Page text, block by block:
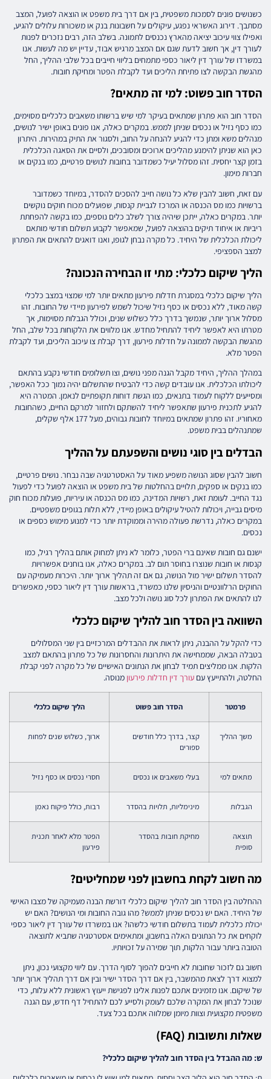
כשנושים פונים לסמכות משפטית, בין אם דרך בית משפט או הוצאה לפועל, המצב
מסתבך. דירוג האשראי נפגע, עיקולים על חשבונות בנק או משכורות עלולים להגיע,
ואפילו צווי עיכוב יציאה מהארץ נכנסים לתמונה. בשלב הזה, רבים נזכרים לפנות
לעורך דין, אך חשוב לדעת שגם אם המצב מרגיש אבוד, עדיין יש מה לעשות. אנו
במשרדו של עורך דין ליאור כספי מתמחים בליווי חייבים בכל שלבי ההליך, החל
מהגשת הבקשה לצו פתיחת הליכים ועד לקבלת הפטר ומחיקת חובות.
הסדר חוב פשוט: למי זה מתאים?
הסדר חוב הוא פתרון שמתאים בעיקר למי שיש ברשותו משאבים כלכליים מסוימים,
כמו כסף נזיל או נכסים שניתן לממש. במקרים כאלה, אנו פונים באופן ישיר לנושים,
מנהלים משא ומתן כדי להגיע להנחה על החוב, ולסגור את התיק במהירות. היתרון
כאן הוא שניתן להימנע מהליכים ארוכים ומסובכים, ולסיים את הסאגה הכלכלית
בזמן קצר יחסית. זהו מסלול יעיל כשמדובר בחובות לנושים פרטיים, כמו בנקים או
חברות מימון.
עם זאת, חשוב להבין שלא כל נושה חייב להסכים להסדר, במיוחד כשמדובר
ברשויות כמו מס הכנסה או המרכז לגביית קנסות, שפועלים מכוח חוקים נוקשים
יותר. במקרים כאלה, ייתכן שיהיה צורך לשלב כלים נוספים, כמו בקשה להפחתת
ריביות או איחוד תיקים בהוצאה לפועל, שמאפשר לקבוע תשלום חודשי מותאם
ליכולת הכלכלית של היחיד. כל מקרה נבחן לגופו, ואנו דואגים להתאים את הפתרון
למצב הספציפי.
הליך שיקום כלכלי: מתי זו הבחירה הנכונה?
הליך שיקום כלכלי במסגרת חדלות פירעון מתאים יותר למי שמצוי במצב כלכלי
קשה מאוד, ללא נכסים או כסף נזיל שיכול לשמש לפירעון מיידי של החובות. זהו
מסלול ארוך יותר, שנמשך בדרך כלל כשלוש שנים, וכולל הגבלות מסוימות, אך
מטרתו היא לאפשר ליחיד להתחיל מחדש. אנו מלווים את הלקוחות בכל שלב, החל
מהגשת הבקשה לממונה על חדלות פירעון, דרך קבלת צו עיכוב הליכים, ועד לקבלת
הפטר מלא.
במהלך ההליך, היחיד מקבל הגנה מפני נושים, וצו תשלומים חודשי נקבע בהתאם
ליכולתו הכלכלית. אנו עובדים קשה כדי להבטיח שהתשלום יהיה נמוך ככל האפשר,
ומסייעים ללקוח לעמוד בתנאים, כמו הגשת דוחות תקופתיים לנאמן. המטרה היא
להגיע לתכנית פירעון שתאפשר ליחיד להשתקם ולחזור למרקם החיים, כשהחובות
מאחוריו. זהו פתרון שמתאים במיוחד לחובות גבוהים, מעל 177 אלף שקלים,
שמתנהלים בבית משפט.
הבדלים בין סוגי נושים והשפעתם על ההליך
חשוב להבין שסוג הנושה משפיע מאוד על האסטרטגיה שבה נבחר. נושים פרטיים,
כמו בנקים או ספקים, תלויים בהחלטות של בית משפט או הוצאה לפועל כדי לפעול
נגד החייב. לעומת זאת, רשויות המדינה, כמו מס הכנסה או עיריות, פועלות מכוח חוק
מיסים גבייה, ויכולות להטיל עיקולים באופן מיידי, ללא תלות בגופים משפטיים.
במקרים כאלה, נדרשת פעולה מהירה וממוקדת יותר כדי למנוע מימוש כספים או
נכסים.
ישנם גם חובות שאינם ברי הפטר, כלומר לא ניתן למחוק אותם בהליך רגיל, כמו
קנסות או חובות שנוצרו בחוסר תום לב. במקרים כאלה, אנו בוחנים אפשרויות
להסדר תשלום ישיר מול הנושה, גם אם זה תהליך ארוך יותר. היכרות מעמיקה עם
החוקים הרלוונטיים והניסיון שלנו כמשרד, בראשות עורך דין ליאור כספי, מאפשרים
לנו להתאים את הפתרון לכל סוג נושה ולכל מצב.
השוואה בין הסדר חוב להליך שיקום כלכלי
כדי להקל על ההבנה, ניתן לראות את ההבדלים המרכזיים בין שני המסלולים
בטבלה הבאה, שממחישה את היתרונות והחסרונות של כל פתרון בהתאם למצב
הלקוח. אנו ממליצים תמיד לבחון את הנתונים האישיים של כל מקרה לפני קבלת
החלטה, ולהתייעץ עם עורך דין חדלות פירעון מנוסה.
פרמטר הסדר חוב פשוט הליך שיקום כלכלי
משך ההליך
קצר, בדרך כלל חודשים
ספורים
ארוך, כשלוש שנים לפחות
מתאים למי בעלי משאבים או נכסים חסרי נכסים או כסף נזיל
הגבלות מינימליות, תלויות בהסדר רבות, כולל פיקוח נאמן
תוצאה
סופית
מחיקת חובות בהסדר
הפטר מלא לאחר תכנית
פירעון
מה חשוב לקחת בחשבון לפני שמחליטים?
ההחלטה בין הסדר חוב להליך שיקום כלכלי דורשת הבנה מעמיקה של מצבו האישי
של היחיד. האם יש נכסים שניתן לממש? מהו גובה החובות ומי הנושים? האם יש
יכולת כלכלית לעמוד בתשלום חודשי כלשהו? אנו במשרדו של עורך דין ליאור כספי
לוקחים את כל הנתונים האלה בחשבון, ומתאימים אסטרטגיה שתביא לתוצאה
הטובה ביותר עבור הלקוח, תוך שמירה על זכויותיו.
חשוב גם לזכור שחובות לא חייבים להפוך לסוף הדרך. עם ליווי מקצועי נכון, ניתן
למצוא דרך לצאת מהמשבר, בין אם דרך הסדר ישיר ובין אם דרך תהליך ארוך יותר
של שיקום. אנו מזמינים אתכם לפנות אלינו לפגישת ייעוץ ראשונית ללא עלות, כדי
שנוכל לבחון את המקרה שלכם לעומק ולסייע לכם להתחיל דף חדש, עם הגנה
משפטית מקצועית וצוות מיומן שמלווה אתכם בכל צעד.
שאלות ותשובות (FAQ)
ש: מה ההבדל בין הסדר חוב להליך שיקום כלכלי?